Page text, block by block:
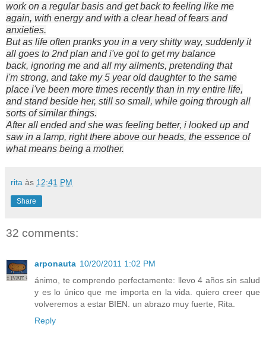
work on a regular basis and get back to feeling like me
again, with energy and with a clear head of fears and
anxieties.
But as life often pranks you in a very shitty way, suddenlyit
all goes to 2nd plan and i've got to get my balance
back, ignoring me andall my ailments, pretending that
i'm strong, and take my 5 year olddaughter to the same
place i've been more times recently than in my entire life,
and stand beside her, still so small, while going through all
sorts ofsimilar things.
After all ended and she was feeling better, i looked up and
sawin a lamp, right there above our heads, the essence of
what means being a mother.
rita às 12:41 PM
Share
32 comments:
arponauta 10/20/2011 1:02 PM
ánimo, te comprendo perfectamente: llevo 4 años sin salud
y es lo único que me importa en la vida. quiero creer que
volveremos a estar BIEN. un abrazo muy fuerte, Rita.
Reply